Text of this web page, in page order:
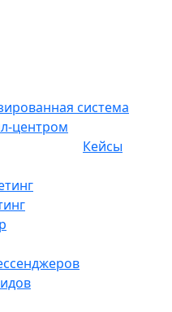
система
центром
Кейсы